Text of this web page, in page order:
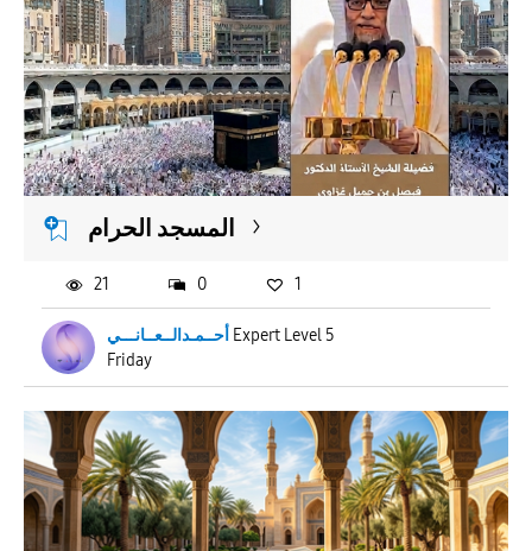
المسجد الحرام
أحــمـدالــعــانـــي Expert Level 5
Friday
21 0 1